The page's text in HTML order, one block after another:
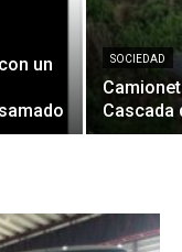
un
SOCIEDAD
Cascada